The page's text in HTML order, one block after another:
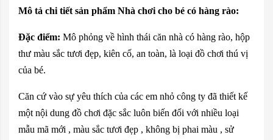
Mô tả chi tiết sản phẩm Nhà chơi cho bé có hàng rào:
Đặc điểm: Mô phỏng về hình thái căn nhà có hàng rào, hộp
thư màu sắc tươi đẹp, kiên cố, an toàn, là loại đồ chơi thú vị
của bé.
Căn cứ vào sự yêu thích của các em nhỏ công ty đã thiết kế
một nội dung đồ chơi đặc sắc luôn biến đổi với nhiều loại
mẫu mã mới , màu sắc tươi đẹp , không bị phai màu , sử